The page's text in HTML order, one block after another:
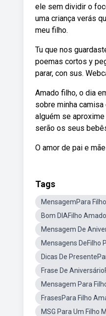
ele sem dividir o
uma criança verás
meu filho.
Tu que nos
poemas cortos y
parar, con sus.
Amado filho, o dia
sobre minha
alguém se
serão os seus
O amor de pai e
Tags
MensagemPara
Bom DIAFilho Amado
Mensagem De
Mensagens DeFilho
Dicas De
Frase De
Mensagem Para
FrasesPara Filho
MSG Para Um Filho